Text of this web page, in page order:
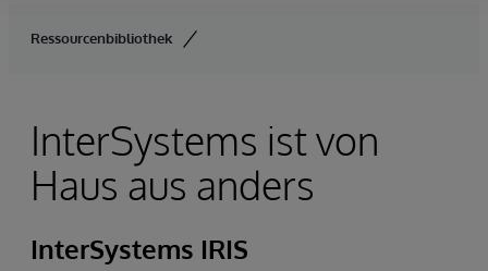
Ressourcenbibliothek
InterSystems ist von
Haus aus anders
InterSystems IRIS